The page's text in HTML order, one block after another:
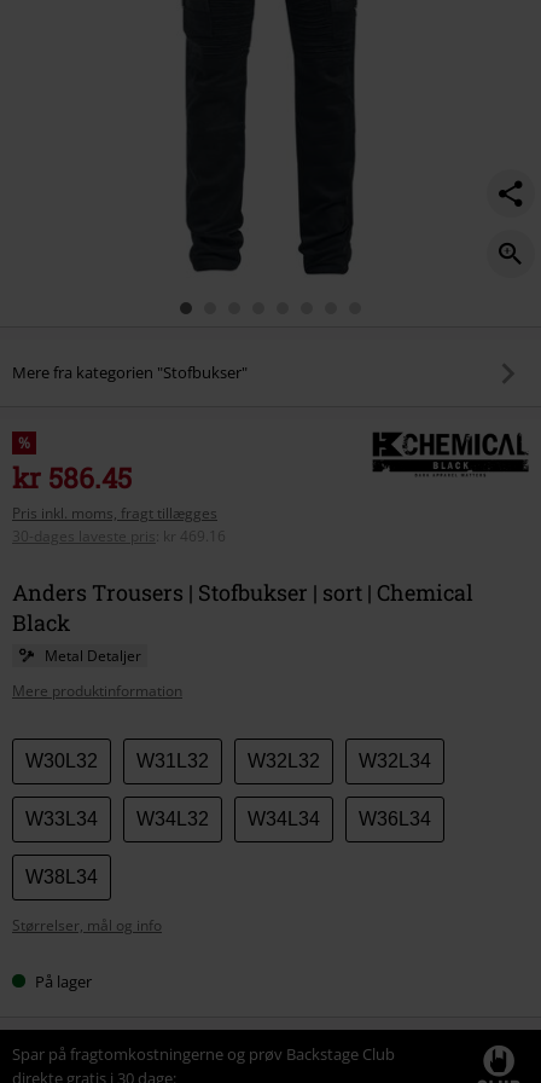
Mere fra kategorien "Stofbukser"
%
kr 586.45
Pris inkl. moms, fragt tillægges
30-dages laveste pris
kr 469.16
Anders Trousers | Stofbukser | sort | Chemical
Black
Metal Detaljer
Mere produktinformation
Vælg
din
størrelse
W30L32 W31L32 W32L32 W32L34
W33L34 W34L32 W34L34 W36L34
W38L34
Størrelser, mål og info
På lager
Spar på fragtomkostningerne og prøv Backstage Club
direkte gratis i 30 dage: